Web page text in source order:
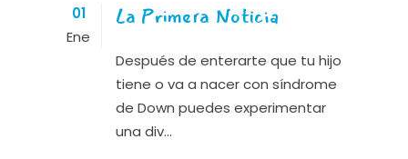
01
Ene
La Primera Noticia
Después de enterarte que tu hijo
tiene o va a nacer con síndrome
de Down puedes experimentar
una div...